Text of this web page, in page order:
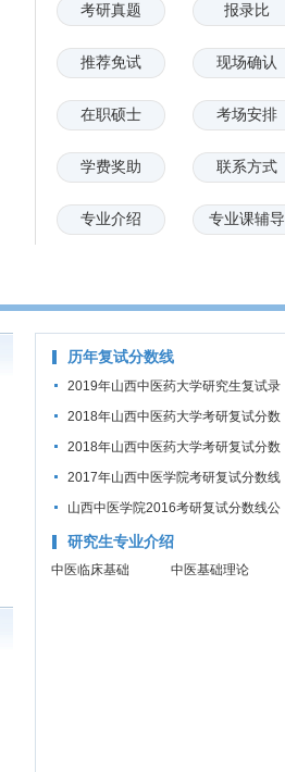
考研真题 报录比
推荐免试 现场确认
在职硕士 考场安排
学费奖助 联系方式
专业介绍 专业课辅导
历年复试分数线
2019年山西中医药大学研究生复试录
取分数线
2018年山西中医药大学考研复试分数
线
2018年山西中医药大学考研复试分数
线公布通知
2017年山西中医学院考研复试分数线
公布通知
山西中医学院2016考研复试分数线公
布通知
研究生专业介绍
中医临床基础 中医基础理论